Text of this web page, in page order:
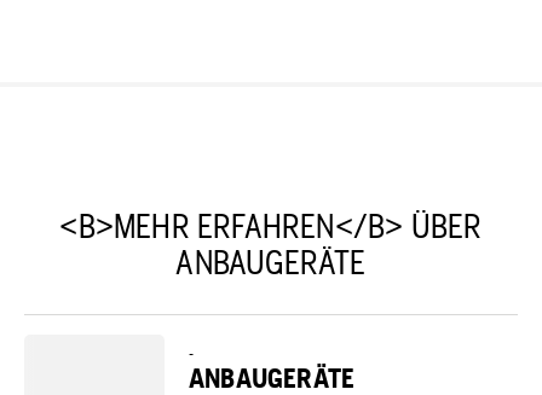
<B>MEHR ERFAHREN</B> ÜBER
ANBAUGERÄTE
-
ANBAUGERÄTE